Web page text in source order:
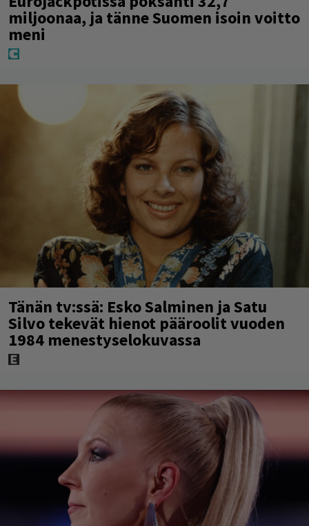
miljoonaa, ja tänne Suomen isoin voitto
meni
Tänän tv:ssä: Esko Salminen ja Satu
Silvo tekevät hienot pääroolit vuoden
1984 menestyselokuvassa